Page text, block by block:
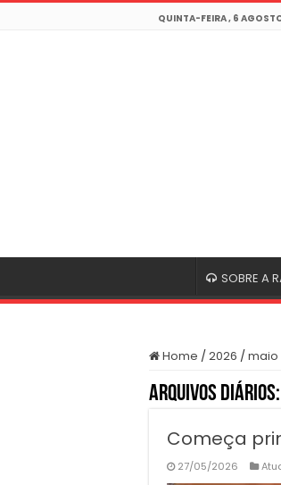
QUINTA-FEIRA , 6
SOBRE A
Home /2026 /maio
Arquivos Diários:
Começa
27/05/2026